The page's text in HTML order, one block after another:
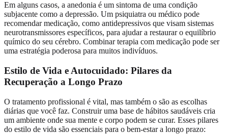
Em alguns casos, a anedonia é um sintoma de uma condição
subjacente como a depressão. Um psiquiatra ou médico pode
recomendar medicação, como antidepressivos que visam sistemas
neurotransmissores específicos, para ajudar a restaurar o equilíbrio
químico do seu cérebro. Combinar terapia com medicação pode ser
uma estratégia poderosa para muitos indivíduos.
Estilo de Vida e Autocuidado: Pilares da
Recuperação a Longo Prazo
O tratamento profissional é vital, mas também o são as escolhas
diárias que você faz. Construir uma base de hábitos saudáveis cria
um ambiente onde sua mente e corpo podem se curar. Esses pilares
do estilo de vida são essenciais para o bem-estar a longo prazo: